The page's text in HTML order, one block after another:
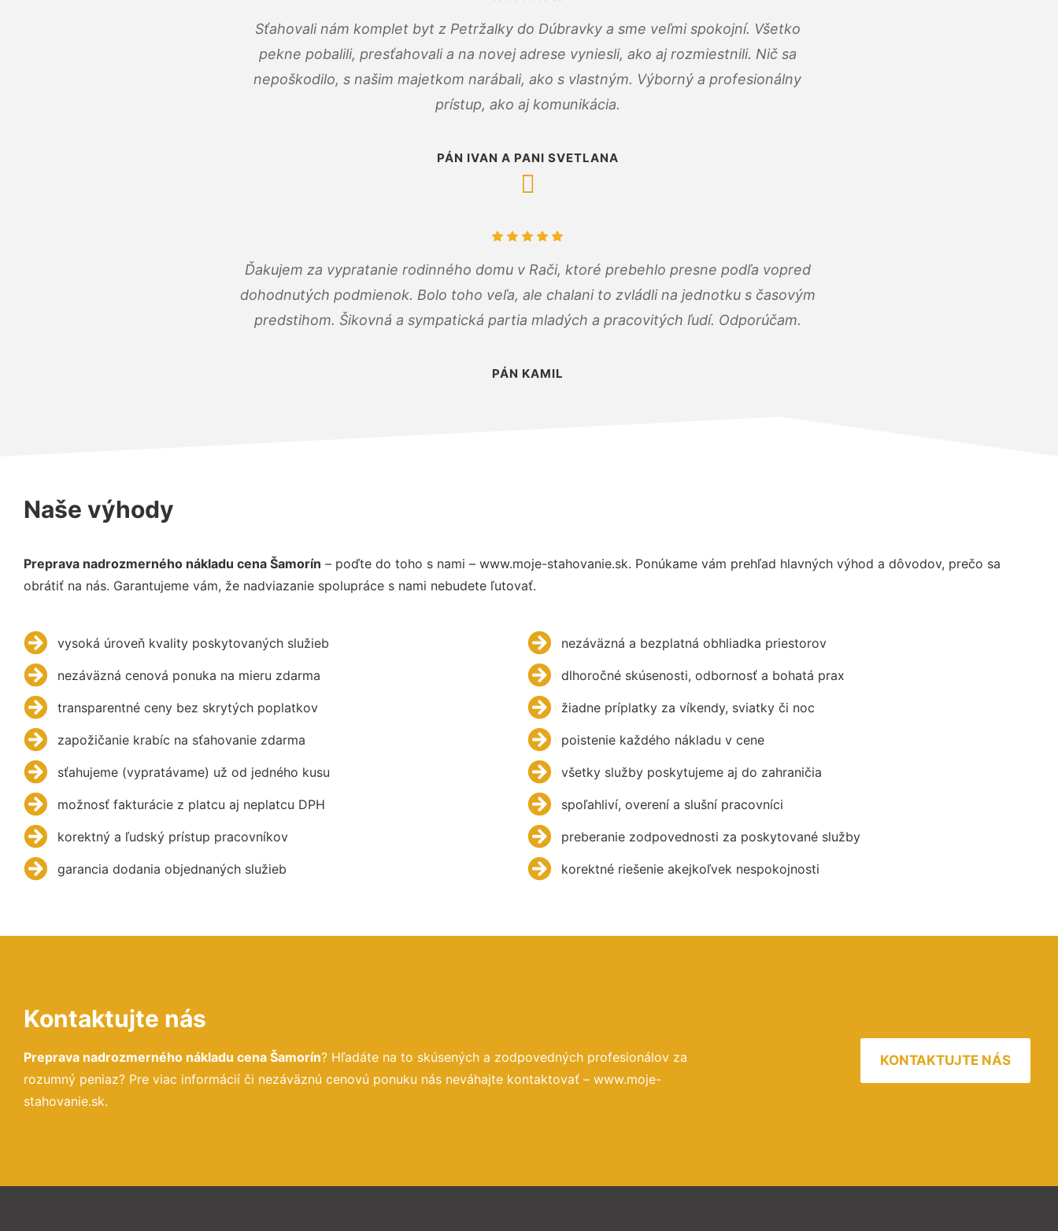
Sťahovali nám komplet byt z Petržalky do Dúbravky a sme veľmi spokojní. Všetko
pekne pobalili, presťahovali a na novej adrese vyniesli, ako aj rozmiestnili. Nič sa
nepoškodilo, s našim majetkom narábali, ako s vlastným. Výborný a profesionálny
prístup, ako aj komunikácia.
PÁN IVAN A PANI SVETLANA
Ďakujem za vypratanie rodinného domu v Rači, ktoré prebehlo presne podľa vopred
dohodnutých podmienok. Bolo toho veľa, ale chalani to zvládli na jednotku s časovým
predstihom. Šikovná a sympatická partia mladých a pracovitých ľudí. Odporúčam.
PÁN KAMIL
Naše výhody
Preprava nadrozmerného nákladu cena Šamorín – poďte do toho s nami – www.moje-stahovanie.sk. Ponúkame vám prehľad hlavných výhod a dôvodov, prečo sa
obrátiť na nás. Garantujeme vám, že nadviazanie spolupráce s nami nebudete ľutovať.
vysoká úroveň kvality poskytovaných služieb
nezáväzná cenová ponuka na mieru zdarma
transparentné ceny bez skrytých poplatkov
zapožičanie krabíc na sťahovanie zdarma
sťahujeme (vypratávame) už od jedného kusu
možnosť fakturácie z platcu aj neplatcu DPH
korektný a ľudský prístup pracovníkov
garancia dodania objednaných služieb
nezáväzná a bezplatná obhliadka priestorov
dlhoročné skúsenosti, odbornosť a bohatá prax
žiadne príplatky za víkendy, sviatky či noc
poistenie každého nákladu v cene
všetky služby poskytujeme aj do zahraničia
spoľahliví, overení a slušní pracovníci
preberanie zodpovednosti za poskytované služby
korektné riešenie akejkoľvek nespokojnosti
Kontaktujte nás
Preprava nadrozmerného nákladu cena Šamorín? Hľadáte na to skúsených a zodpovedných profesionálov za
rozumný peniaz? Pre viac informácií či nezáväznú cenovú ponuku nás neváhajte kontaktovať – www.moje-
stahovanie.sk.
KONTAKTUJTE NÁS